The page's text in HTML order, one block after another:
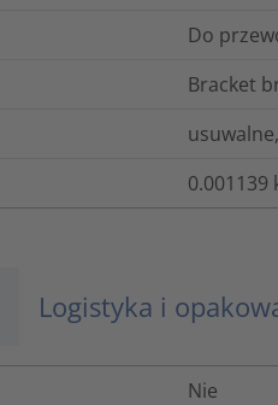
Do
Bracket
0.001139
Logistyka i
Nie